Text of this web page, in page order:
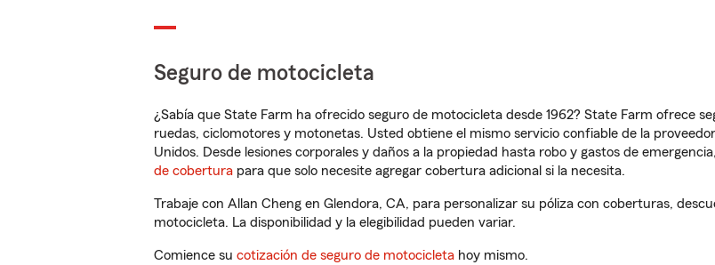
Seguro de motocicleta
¿Sabía que State Farm ha ofrecido seguro de motocicleta desde 1962? State Farm ofrece
ruedas, ciclomotores y motonetas. Usted obtiene el mismo servicio confiable de la
Unidos. Desde lesiones corporales y daños a la propiedad hasta robo y gastos de
de cobertura para que solo necesite agregar cobertura adicional si la necesita.
Trabaje con Allan Cheng en Glendora, CA, para personalizar su póliza con coberturas,
motocicleta. La disponibilidad y la elegibilidad pueden variar.
Comience su cotización de seguro de motocicleta hoy mismo.